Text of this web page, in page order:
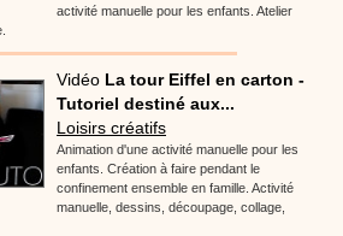
activité manuelle pour les enfants. Atelier
Vidéo La tour Eiffel en carton -
Tutoriel destiné aux...
Loisirs créatifs
Animation d'une activité manuelle pour les
enfants. Création à faire pendant le
confinement ensemble en famille. Activité
manuelle, dessins, découpage, collage,